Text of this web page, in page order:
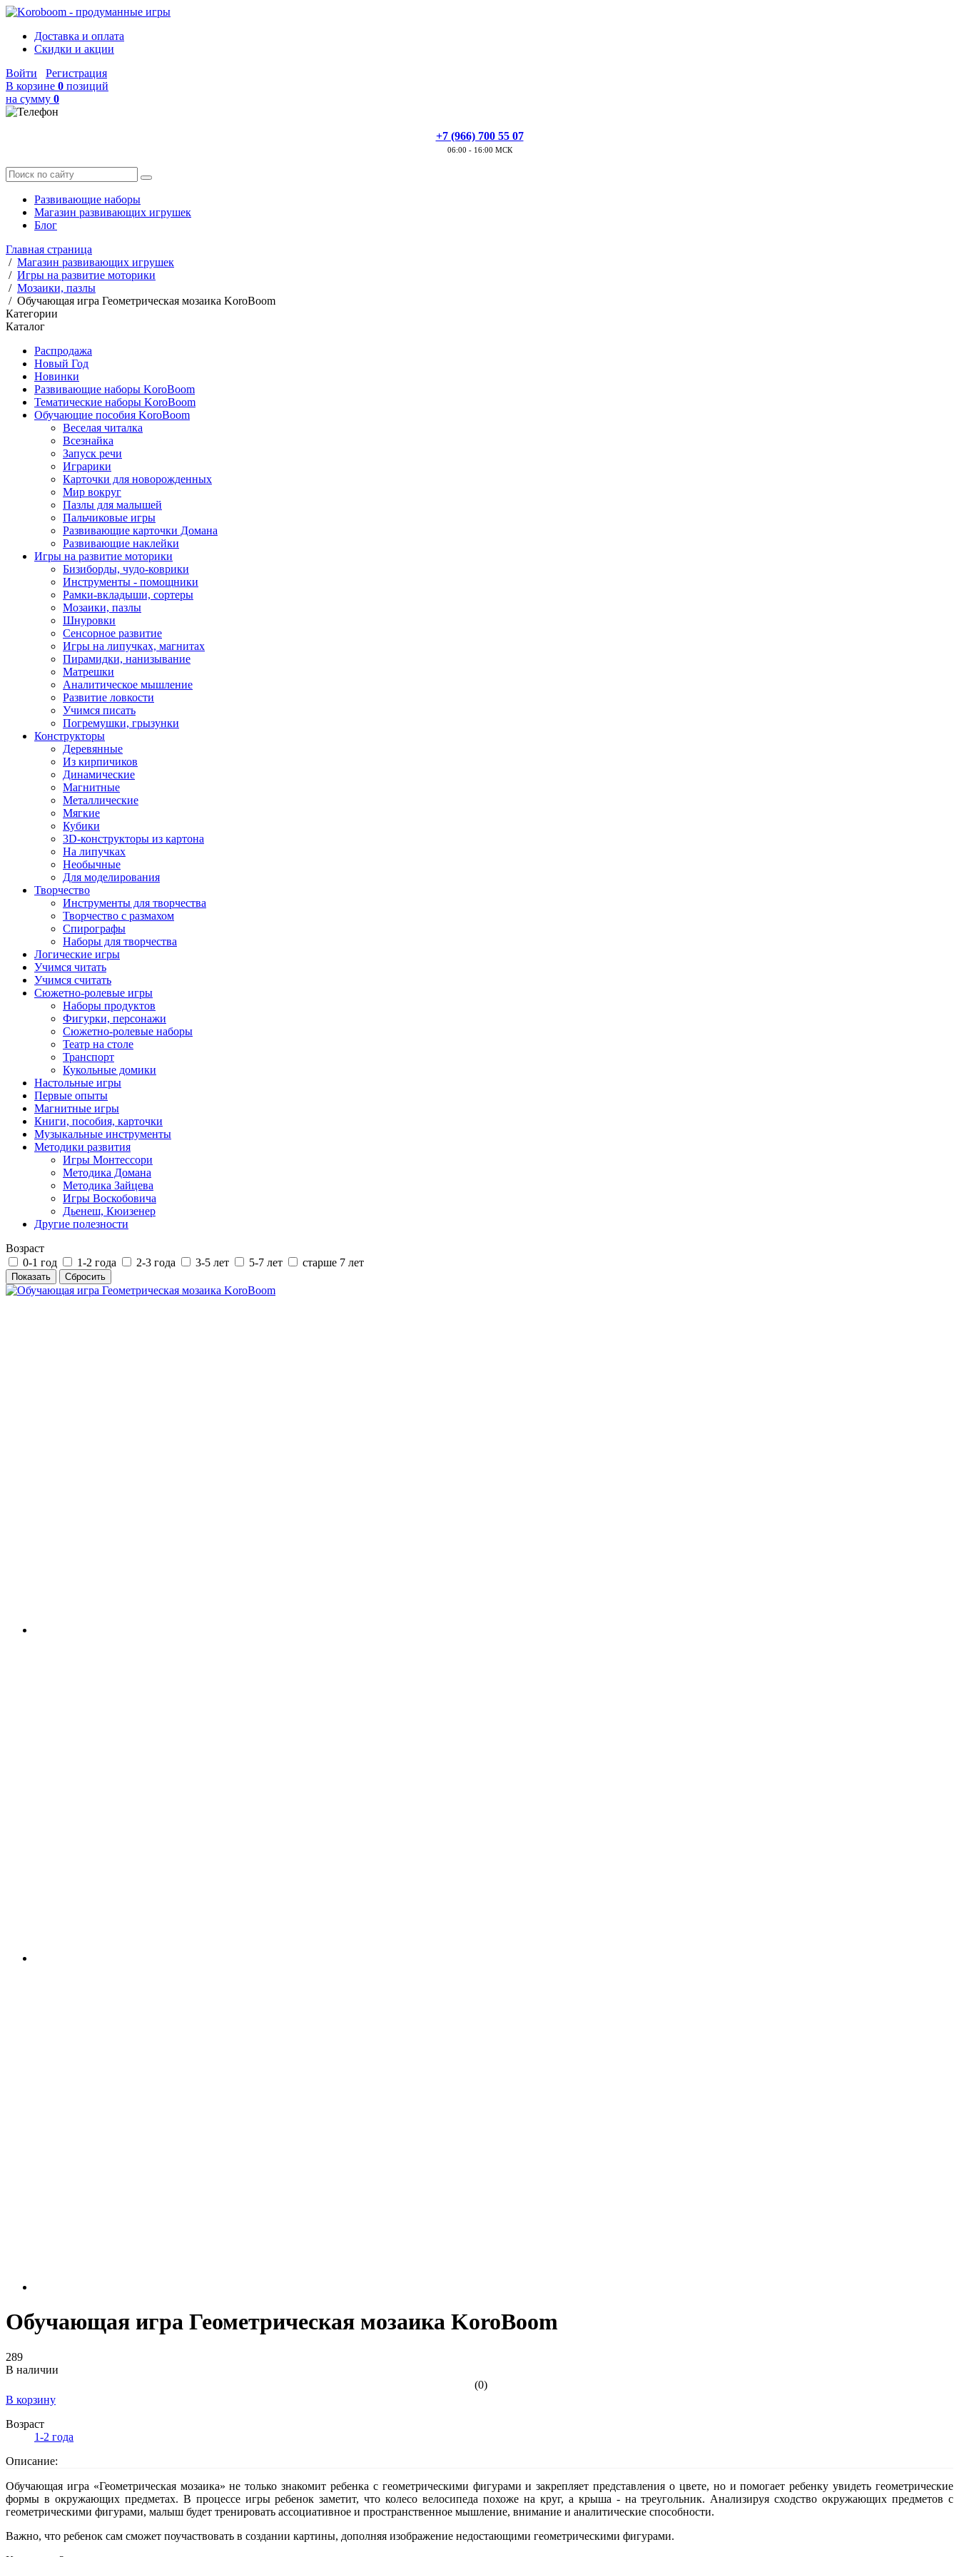
Доставка и оплата
Скидки и акции
Войти
Регистрация
В корзине 0 позиций
на сумму 0
+7 (966) 700 55 07
06:00 - 16:00 МСК
Развивающие наборы
Магазин развивающих игрушек
Блог
Главная страница
/ Магазин развивающих игрушек
/ Игры на развитие моторики
/ Мозаики, пазлы
/ Обучающая игра Геометрическая мозаика KoroBoom
Категории
Каталог
Распродажа
Новый Год
Новинки
Развивающие наборы KoroBoom
Тематические наборы KoroBoom
Обучающие пособия KoroBoom
Веселая читалка
Всезнайка
Запуск речи
Играрики
Карточки для новорожденных
Мир вокруг
Пазлы для малышей
Пальчиковые игры
Развивающие карточки Домана
Развивающие наклейки
Игры на развитие моторики
Бизиборды, чудо-коврики
Инструменты - помощники
Рамки-вкладыши, сортеры
Мозаики, пазлы
Шнуровки
Сенсорное развитие
Игры на липучках, магнитах
Пирамидки, нанизывание
Матрешки
Аналитическое мышление
Развитие ловкости
Учимся писать
Погремушки, грызунки
Конструкторы
Деревянные
Из кирпичиков
Динамические
Магнитные
Металлические
Мягкие
Кубики
3D-конструкторы из картона
На липучках
Необычные
Для моделирования
Творчество
Инструменты для творчества
Творчество с размахом
Спирографы
Наборы для творчества
Логические игры
Учимся читать
Учимся считать
Сюжетно-ролевые игры
Наборы продуктов
Фигурки, персонажи
Сюжетно-ролевые наборы
Театр на столе
Транспорт
Кукольные домики
Настольные игры
Первые опыты
Магнитные игры
Книги, пособия, карточки
Музыкальные инструменты
Методики развития
Игры Монтессори
Методика Домана
Методика Зайцева
Игры Воскобовича
Дьенеш, Кюизенер
Другие полезности
Возраст
0-1 год
1-2 года 2-3 года 3-5 лет 5-7 лет старше 7 лет
Обучающая игра Геометрическая мозаика KoroBoom
289
В наличии
(0)
В корзину
Возраст
1-2 года
Описание:
Обучающая игра «Геометрическая мозаика» не только знакомит ребенка с геометрическими фигурами и закрепляет представления о цвете, но и помогает ребенку увидеть геометрические
формы в окружающих предметах. В процессе игры ребенок заметит, что колесо велосипеда похоже на круг, а крыша - на треугольник. Анализируя сходство окружающих предметов с
геометрическими фигурами, малыш будет тренировать ассоциативное и пространственное мышление, внимание и аналитические способности.
Важно, что ребенок сам сможет поучаствовать в создании картины, дополняя изображение недостающими геометрическими фигурами.